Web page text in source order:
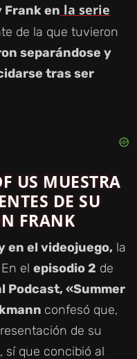
Frank en la serie
de la que tuvieron
separándose y
tras ser
US MUESTRA
DE SU
FRANK
en el videojuego, la
el episodio 2 de
Podcast, «Summer
confesó que,
de su
sí que concibió al